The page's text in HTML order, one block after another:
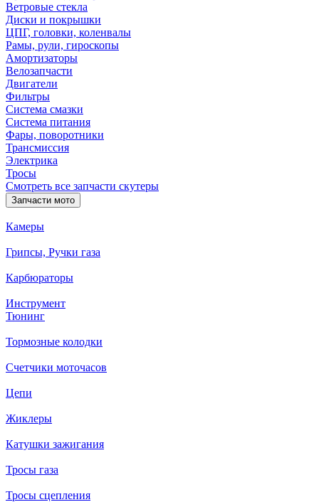
Ветровые стекла
Диски и покрышки
ЦПГ, головки, коленвалы
Рамы, рули, гироскопы
Амортизаторы
Велозапчасти
Двигатели
Фильтры
Система смазки
Система питания
Фары, поворотники
Трансмиссия
Электрика
Тросы
Смотреть все запчасти скутеры
Запчасти мото
Камеры
Грипсы, Ручки газа
Карбюраторы
Инструмент
Тюнинг
Тормозные колодки
Счетчики моточасов
Цепи
Жиклеры
Катушки зажигания
Тросы газа
Тросы сцепления